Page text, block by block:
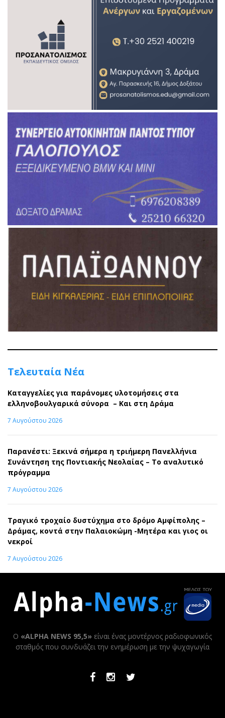
Τελευταία Νέα
Καταγγελίες για παράνομες υλοτομήσεις στα
ελληνοβουλγαρικά σύνορα – Και στη Δράμα
7 Αυγούστου 2026
Παρανέστι: Ξεκινά σήμερα η τριήμερη Πανελλήνια
Συνάντηση της Ποντιακής Νεολαίας – Το αναλυτικό
πρόγραμμα
7 Αυγούστου 2026
Τραγικό τροχαίο δυστύχημα στο δρόμο Αμφίπολης –
Δράμας, κοντά στην Παλαιοκώμη -Μητέρα και γιος οι
νεκροί
7 Αυγούστου 2026
Ο «ALPHA NEWS 95,5» είναι ένας μοντέρνος ραδιοφωνικός
σταθμός που συνδυάζει την ενημέρωση με την ψυχαγωγία
FacebookInstagramTwitter